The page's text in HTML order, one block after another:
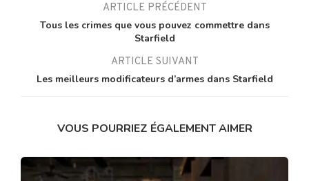
ARTICLE PRÉCÉDENT
Tous les crimes que vous pouvez commettre dans
Starfield
ARTICLE SUIVANT
Les meilleurs modificateurs d’armes dans Starfield
VOUS POURRIEZ ÉGALEMENT AIMER